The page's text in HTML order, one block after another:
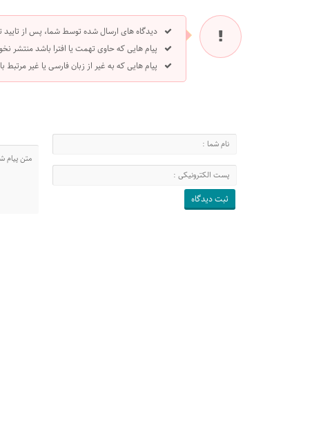
دیدگاه های ارسال شده توسط شما، پس از
پیام هایی که حاوی تهمت یا افترا باشد منتشر
پیام هایی که به غیر از زبان فارسی یا غیر